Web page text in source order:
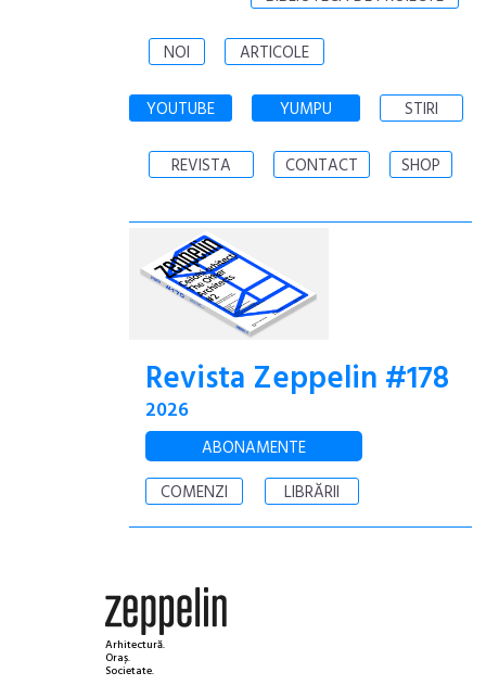
NOI ARTICOLE
YOUTUBE YUMPU STIRI
REVISTA CONTACT SHOP
Revista Zeppelin #178
2026
ABONAMENTE
COMENZI
LIBRĂRII
Arhitectură.
Oraș.
Societate.